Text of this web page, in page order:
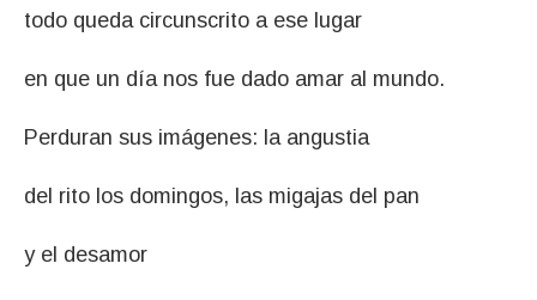
todo queda circunscrito a ese lugar
en que un día nos fue dado amar al mundo.
Perduran sus imágenes: la angustia
del rito los domingos, las migajas del pan
y el desamor